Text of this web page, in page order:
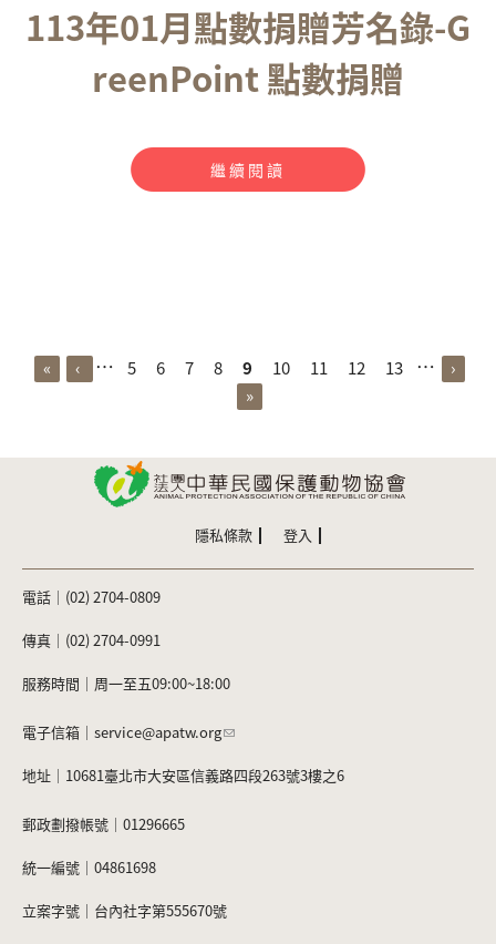
113年01月點數捐贈芳名錄-G
reenPoint 點數捐贈
繼續閱讀
頁面
« ‹ … 5 6 7 8 9 10 11 12 13 …
›
»
隱私條款 登入
電話｜(02) 2704-0809
傳真｜(02) 2704-0991
服務時間｜周一至五09:00~18:00
電子信箱｜ service@apatw.org
地址｜10681臺北市大安區信義路四段263號3樓之6
郵政劃撥帳號｜01296665
統一編號｜04861698
立案字號｜台內社字第555670號